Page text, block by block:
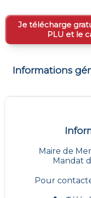
Je télécharge
PLU et le
Informations
Maire de
Mandat
Pour